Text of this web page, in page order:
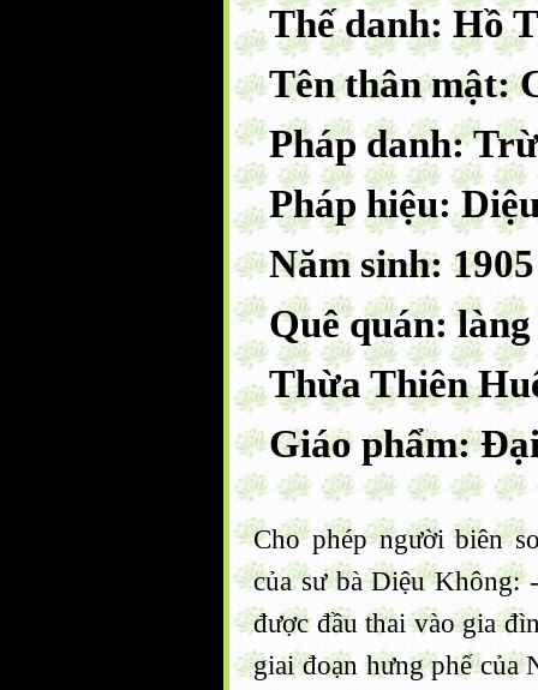
Thế danh: Hồ
Tên thân mật:
Pháp danh:
Pháp hiệu:
Năm sinh:
Quê quán:
Thừa Thiên
Giáo phẩm:
Cho phép người biên
của sư bà Diệu Không:
được đầu thai vào gia
giai đoạn hưng phế của